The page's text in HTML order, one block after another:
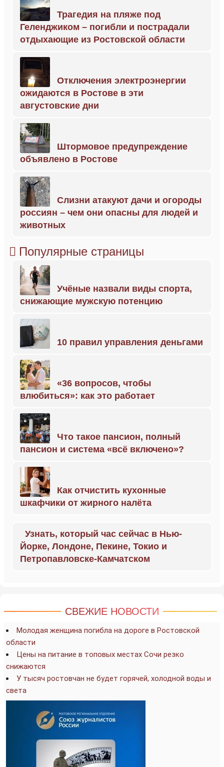
Трагедия на пляже под
Геленджиком – погибли и пострадали
отдыхающие из Ростовской области
Отключения электроэнергии
ожидаются в Ростове в эти
августовские дни
Штормовое предупреждение
объявлено в Ростове
Слизни атакуют дачи и огороды
россиян – чем они опасны для людей и
животных
Популярные страницы
Учёные назвали виды спорта,
снижающие мужскую потенцию
10 правил управления деньгами
«36 вопросов, чтобы
влюбиться»: как это работает
Что такое пансион, полный
пансион и система «всё включено»?
Как отчистить кухонные
шкафчики от жирного налёта
Узнать, который час сейчас в Нью-
Йорке, Лондоне, Пекине, Токио и
Петропавловске-Камчатском
СВЕЖИЕ НОВОСТИ
Молодая женщина погибла на дороге в Ростовской
области
Цены на питание в топовых местах Сочи резко
снижаются
У тысяч ростовчан не будет горячей, холодной воды и
света